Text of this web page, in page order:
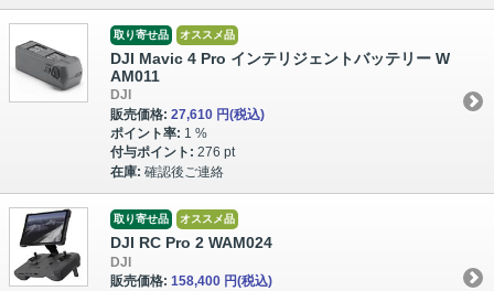
取り寄せ品 オススメ品
DJI Mavic 4 Pro インテリジェントバッテリー W
AM011
DJI
販売価格: 27,610 円(税込)
ポイント率: 1 %
付与ポイント: 276 pt
在庫: 確認後ご連絡
取り寄せ品 オススメ品
DJI RC Pro 2 WAM024
DJI
販売価格: 158,400 円(税込)